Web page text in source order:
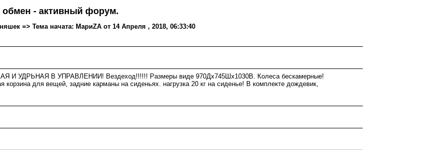
обмен - активный форум.
=> Тема начата: МариZA от 14 Апреля , 2018, 06:33:40
И УДРЬНАЯ В УПРАВЛЕНИИ! Вездеход!!!!!! Размеры виде 970Дх745Шх1030В. Колеса бескамерные!
для вещей, задние карманы на сиденьях. нагрузка 20 кг на сиденье! В комплекте дождевик,